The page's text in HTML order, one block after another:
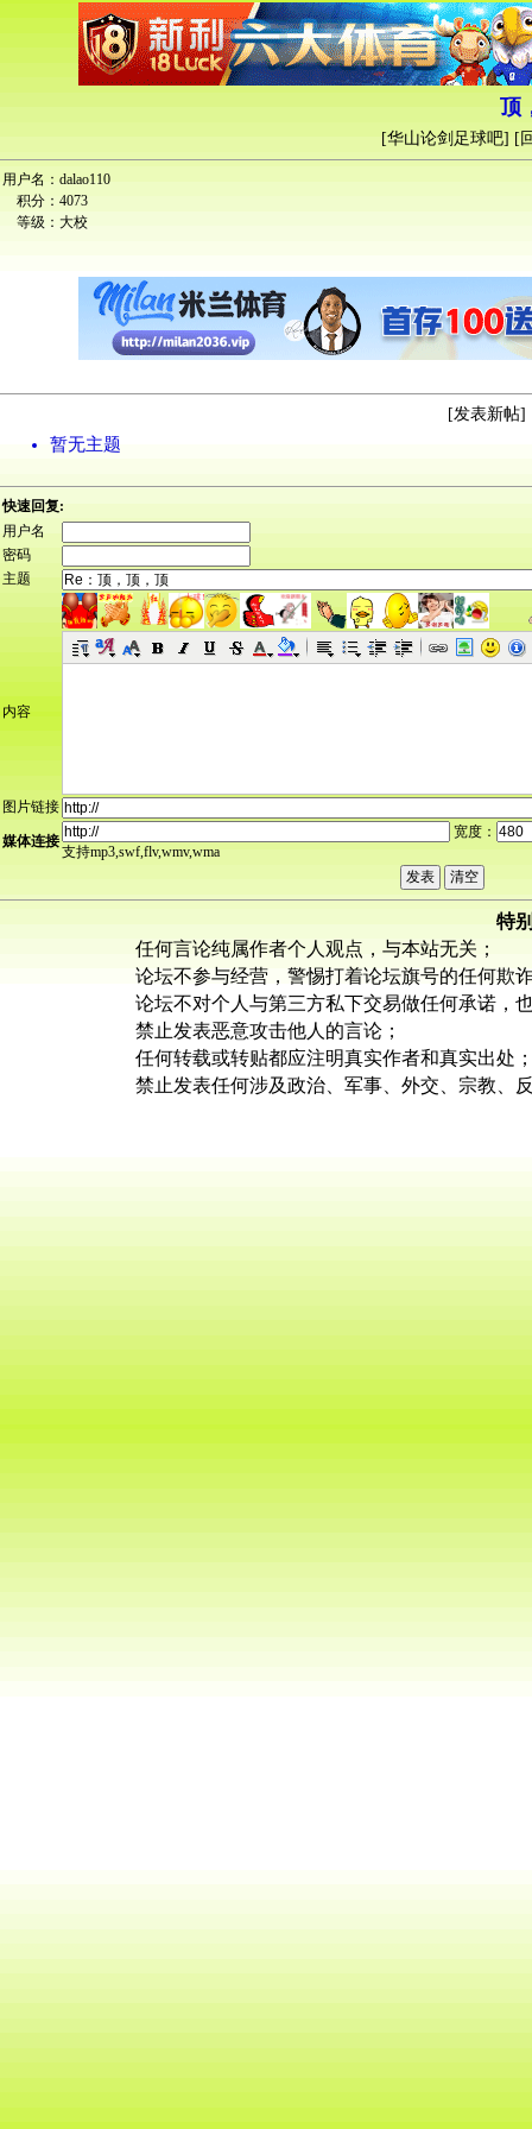
顶
[华山论剑足球吧] [
用户名： dalao110
积分： 4073
等级： 大校
[发表新帖]
暂无主题
快速回复:
用户名
密码
主题
内容
图片链接
媒体连接
宽度：
支持mp3,swf,flv,wmv,wma
特
任何言论纯属作者个人观点，与本站无关；
论坛不参与经营，警惕打着论坛旗号的任何欺
论坛不对个人与第三方私下交易做任何承诺，
禁止发表恶意攻击他人的言论；
任何转载或转贴都应注明真实作者和真实出处
禁止发表任何涉及政治、军事、外交、宗教、